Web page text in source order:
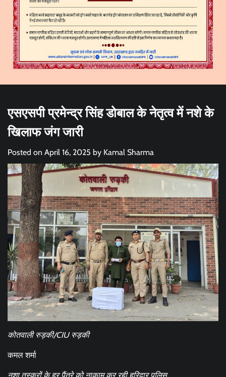
एसएसपी प्रमेन्द्र सिंह डोबाल के नेतृत्व में नशे के
खिलाफ जंग जारी
Posted on April 16, 2025 by Kamal Sharma
कोतवाली रुड़की/CIU रुड़की
कमल शर्मा